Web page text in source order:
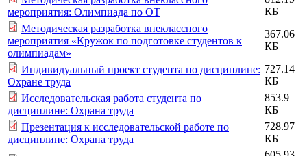
мероприятия: Олимпиада по ОТ
КБ
Методическая разработка внеклассного
мероприятия «Кружок по подготовке студентов к
олимпиадам»
367.06
КБ
Индивидуальный проект студента по дисциплине:
Охране труда
727.14
КБ
Исследовательская работа студента по
дисциплине: Охрана труда
853.9
КБ
Презентация к исследовательской работе по
дисциплине: Охрана труда
728.97
КБ